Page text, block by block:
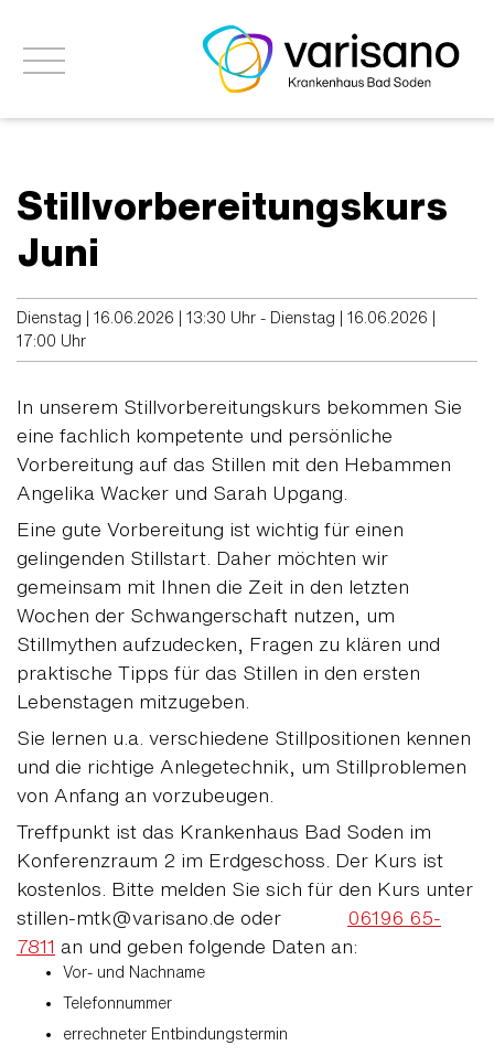
Stillvorbereitungskurs
Juni
Dienstag | 16.06.2026 | 13:30 Uhr - Dienstag | 16.06.2026 |
17:00 Uhr
In unserem Stillvorbereitungskurs bekommen Sie
eine fachlich kompetente und persönliche
Vorbereitung auf das Stillen mit den Hebammen
Angelika Wacker und Sarah Upgang.
Eine gute Vorbereitung ist wichtig für einen
gelingenden Stillstart. Daher möchten wir
gemeinsam mit Ihnen die Zeit in den letzten
Wochen der Schwangerschaft nutzen, um
Stillmythen aufzudecken, Fragen zu klären und
praktische Tipps für das Stillen in den ersten
Lebenstagen mitzugeben.
Sie lernen u.a. verschiedene Stillpositionen kennen
und die richtige Anlegetechnik, um Stillproblemen
von Anfang an vorzubeugen.
Treffpunkt ist das Krankenhaus Bad Soden im
Konferenzraum 2 im Erdgeschoss. Der Kurs ist
kostenlos. Bitte melden Sie sich für den Kurs unter
stillen-mtk@varisano.de oder
06196 65-
7811 an und geben folgende Daten an:
Vor- und Nachname
Telefonnummer
errechneter Entbindungstermin